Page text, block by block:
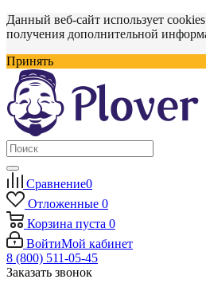
Данный веб-сайт использует
получения дополнительной
Принять
Сравнение0
Отложенные 0
Корзина пуста 0
ВойтиМой кабинет
8 (800) 511-05-45
Заказать звонок